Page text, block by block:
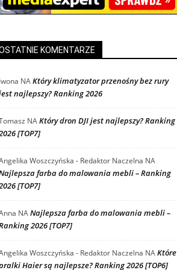
KOMENTARZE
NAKtóry klimatyzator przenośny bez rury
najlepszy? Ranking 2026
NAKtóry dron DJI jest najlepszy? Ranking
[TOP7]
Woszczyńska - Redaktor Naczelna NA
farba do malowania mebli – Ranking
[TOP7]
NANajlepsza farba do malowania mebli –
2026 [TOP7]
Woszczyńska - Redaktor Naczelna NAKtóre
Haier są najlepsze? Ranking 2026 [TOP6]